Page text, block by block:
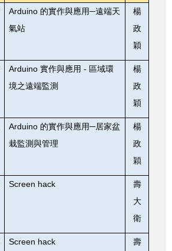
Arduino 的實作與應用─遠端天
氣站
楊
政
穎
Arduino實作與應用 - 區域環
境之遠端監測
楊
政
穎
Arduino 的實作與應用─居家盆
栽監測與管理
楊
政
穎
Screen hack
壽
大
衛
Screen hack
壽